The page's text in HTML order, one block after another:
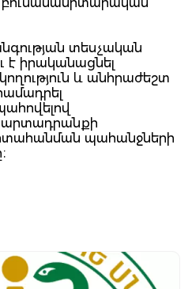
տեսչական
է իրականացնել
և անհրաժեշտ
պահանջների